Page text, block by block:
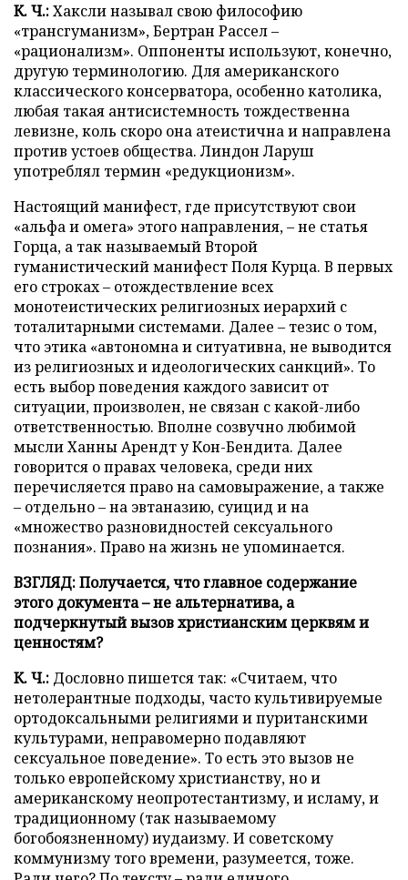
К. Ч.:Хаксли называл свою философию
«трансгуманизм», Бертран Рассел –
«рационализм». Оппоненты используют, конечно,
другую терминологию. Для американского
классического консерватора, особенно католика,
любая такая антисистемность тождественна
левизне, коль скоро она атеистична и направлена
против устоев общества. Линдон Ларуш
употреблял термин «редукционизм».
Настоящий манифест, где присутствуют свои
«альфа и омега» этого направления, – не статья
Горца, а так называемый Второй
гуманистический манифест Поля Курца. В первых
его строках – отождествление всех
монотеистических религиозных иерархий с
тоталитарными системами. Далее – тезис о том,
что этика «автономна и ситуативна, не выводится
из религиозных и идеологических санкций». То
есть выбор поведения каждого зависит от
ситуации, произволен, не связан с какой-либо
ответственностью. Вполне созвучно любимой
мысли Ханны Арендт у Кон-Бендита. Далее
говорится о правах человека, среди них
перечисляется право на самовыражение, а также
– отдельно – на эвтаназию, суицид и на
«множество разновидностей сексуального
познания». Право на жизнь не упоминается.
ВЗГЛЯД: Получается, что главное содержание
этого документа – не альтернатива, а
подчеркнутый вызов христианским церквям и
ценностям?
К. Ч.: Дословно пишется так: «Считаем, что
нетолерантные подходы, часто культивируемые
ортодоксальными религиями и пуританскими
культурами, неправомерно подавляют
сексуальное поведение». То есть это вызов не
только европейскому христианству, но и
американскому неопротестантизму, и исламу, и
традиционному (так называемому
богобоязненному) иудаизму. И советскому
коммунизму того времени, разумеется, тоже.